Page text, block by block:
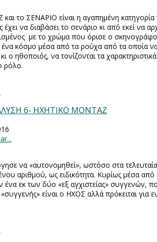
το ΣΕΝΑΡΙΟ είναι η αγαπημένη
να διαβάσει το σενάριο κι από εκεί να
με το χρώμα που όρισε ο
ένα κόσμο μέσα από τα ρούχα από τα οποία
ο ηθοποιός, να τονίζονται τα
ρόλο.
6- ΗΧΗΤΙΚΟ ΜΟΝΤΑΖ
να «αυτονομηθεί», ωστόσο στα
αριθμού, ως ειδικότητα. Κυρίως μέσα
ένα εκ των δύο «εξ αγχιστείας» συγγενών,
είναι ο ΗΧΟΣ αλλά πρόκειται για